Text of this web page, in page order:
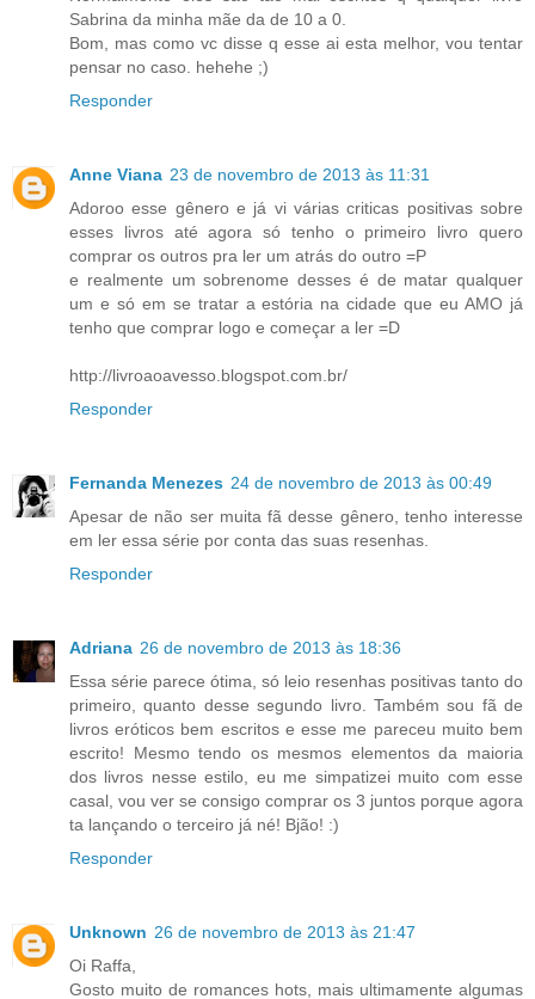
Sabrina da minha mãe da de 10 a 0.
Bom, mas como vc disse q esse ai esta melhor, vou tentar
pensar no caso. hehehe ;)
Responder
Anne Viana 23 de novembro de 2013 às 11:31
Adoroo esse gênero e já vi várias criticas positivas sobre
esses livros até agora só tenho o primeiro livro quero
comprar os outros pra ler um atrás do outro =P
e realmente um sobrenome desses é de matar qualquer
um e só em se tratar a estória na cidade que eu AMO já
tenho que comprar logo e começar a ler =D
http://livroaoavesso.blogspot.com.br/
Responder
Fernanda Menezes 24 de novembro de 2013 às 00:49
Apesar de não ser muita fã desse gênero, tenho interesse
em ler essa série por conta das suas resenhas.
Responder
Adriana 26 de novembro de 2013 às 18:36
Essa série parece ótima, só leio resenhas positivas tanto do
primeiro, quanto desse segundo livro. Também sou fã de
livros eróticos bem escritos e esse me pareceu muito bem
escrito! Mesmo tendo os mesmos elementos da maioria
dos livros nesse estilo, eu me simpatizei muito com esse
casal, vou ver se consigo comprar os 3 juntos porque agora
ta lançando o terceiro já né! Bjão! :)
Responder
Unknown 26 de novembro de 2013 às 21:47
Oi Raffa,
Gosto muito de romances hots, mais ultimamente algumas